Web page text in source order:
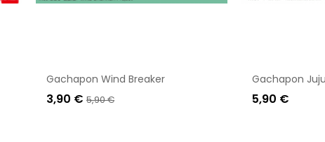
Gachapon Wind Breaker
3,90 € 5,90 €
Gachapon
5,90 €